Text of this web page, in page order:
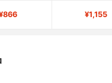
¥1,155